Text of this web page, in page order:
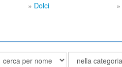
» Dolci »